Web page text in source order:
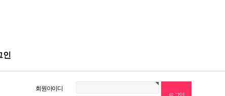
인
회원아이디